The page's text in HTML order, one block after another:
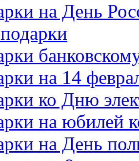
на День
на 14
ко Дню
на юбилей
на День